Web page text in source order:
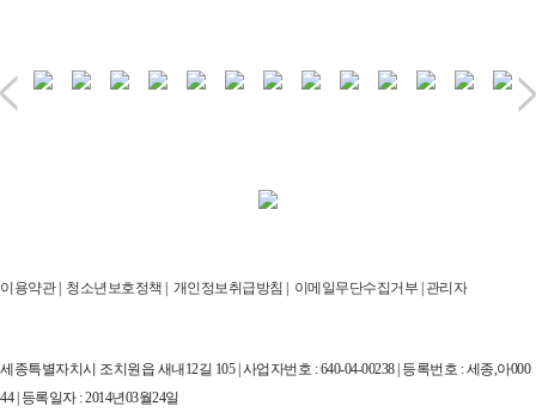
이용약관| 청소년보호정책 | 개인정보취급방침 | 이메일무단수집거부 | 관리자
세종특별자치시 조치원읍 새내12길 105 | 사업자번호 : 640-04-00238 | 등록번호 : 세종,아000
44 | 등록일자 : 2014년03월24일